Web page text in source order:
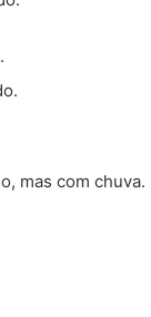
mas com chuva.